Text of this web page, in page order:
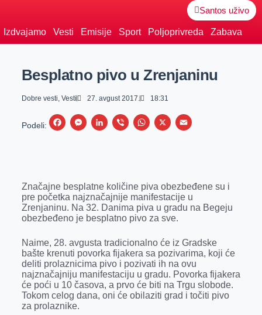
Santos uživo
Izdvajamo Vesti Emisije Sport Poljoprivreda Zabava
Besplatno pivo u Zrenjaninu
Dobre vesti, Vesti 27. avgust 2017. 18:31
Podeli:
F
b
o
o
M
e
n
g
r
L
e
d
I
V
r
W
s
A
p
X
E
l
Značajne besplatne količine piva obezbeđene su i
pre početka najznačajnije manifestacije u
Zrenjaninu. Na 32. Danima piva u gradu na Begeju
obezbeđeno je besplatno pivo za sve.
Naime, 28. avgusta tradicionalno će iz Gradske
bašte krenuti povorka fijakera sa pozivarima, koji će
deliti prolaznicima pivo i pozivati ih na ovu
najznačajniju manifestaciju u gradu. Povorka fijakera
će poći u 10 časova, a prvo će biti na Trgu slobode.
Tokom celog dana, oni će obilaziti grad i točiti pivo
za prolaznike.